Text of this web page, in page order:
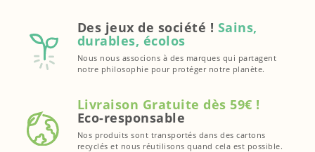
Des jeux de société ! Sains,
durables, écolos
Nous nous associons à des marques qui partagent
notre philosophie pour protéger notre planète.
Livraison Gratuite dès 59€ !
Eco-responsable
Nos produits sont transportés dans des cartons
recyclés et nous réutilisons quand cela est possible.